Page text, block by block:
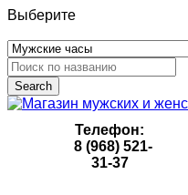
Выберите
Search
Телефон:
8 (968) 521-
31-37